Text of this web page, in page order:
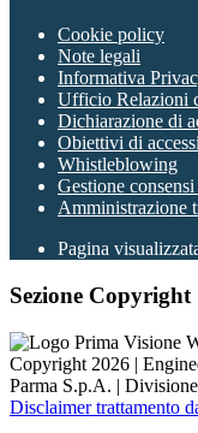
Cookie policy
Note legali
Informativa
Ufficio Relazioni
Dichiarazione di
Obiettivi di
Whistleblowing
Gestione
Amministrazione
Pagina
Sezione Copyright
Copyright 2026 |
Parma S.p.A. |
Disclaimer trattamento